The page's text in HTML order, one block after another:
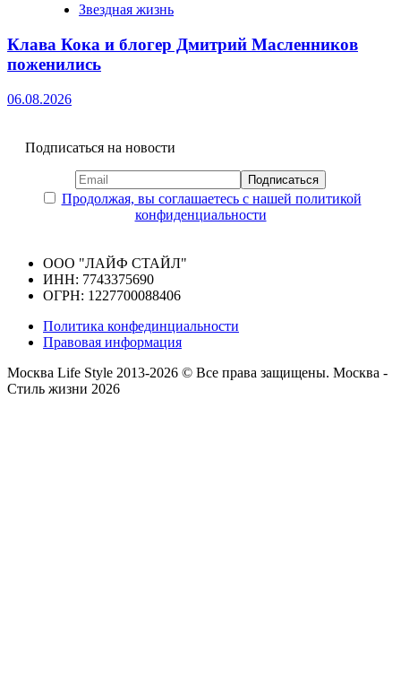
Звездная жизнь
Клава Кока и блогер Дмитрий Масленников
поженились
06.08.2026
Подписаться на новости
Продолжая, вы соглашаетесь с нашей политикой
конфиденциальности
ООО "ЛАЙФ СТАЙЛ"
ИНН: 7743375690
ОГРН: 1227700088406
Политика конфединциальности
Правовая информация
Москва Life Style 2013-2026 © Все права защищены. Москва -
Стиль жизни 2026